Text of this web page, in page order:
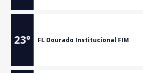
23° FL Dourado Institucional FIM